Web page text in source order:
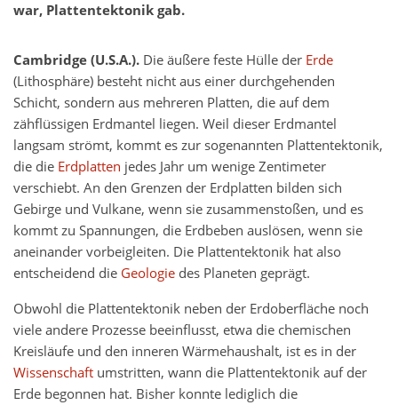
war, Plattentektonik gab.
Cambridge (U.S.A.). Die äußere feste Hülle der Erde
(Lithosphäre) besteht nicht aus einer durchgehenden
Schicht, sondern aus mehreren Platten, die auf dem
zähflüssigen Erdmantel liegen. Weil dieser Erdmantel
langsam strömt, kommt es zur sogenannten Plattentektonik,
die die Erdplatten jedes Jahr um wenige Zentimeter
verschiebt. An den Grenzen der Erdplatten bilden sich
Gebirge und Vulkane, wenn sie zusammenstoßen, und es
kommt zu Spannungen, die Erdbeben auslösen, wenn sie
aneinander vorbeigleiten. Die Plattentektonik hat also
entscheidend die Geologie des Planeten geprägt.
Obwohl die Plattentektonik neben der Erdoberfläche noch
viele andere Prozesse beeinflusst, etwa die chemischen
Kreisläufe und den inneren Wärmehaushalt, ist es in der
Wissenschaft umstritten, wann die Plattentektonik auf der
Erde begonnen hat. Bisher konnte lediglich die